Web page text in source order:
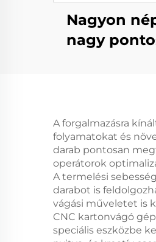
Nagyon
nagy
A forgalmazásra
folyamatokat és
darab pontosan
operátorok
A termelési
darabot is
vágási műveletet is
CNC kartonvágó
speciális eszközbe